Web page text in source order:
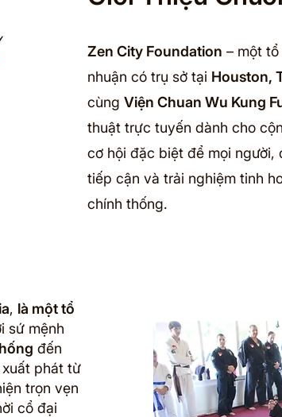
Zen City Foundation – một
nhuận có trụ sở tại Houston,
cùng Viện Chuan Wu Kung
thuật trực tuyến dành cho
cơ hội đặc biệt để mọi
tiếp cận và trải nghiệm tinh
chính thống.
, là một tổ
sứ mệnh
đến
xuất phát từ
trọn vẹn
cổ đại